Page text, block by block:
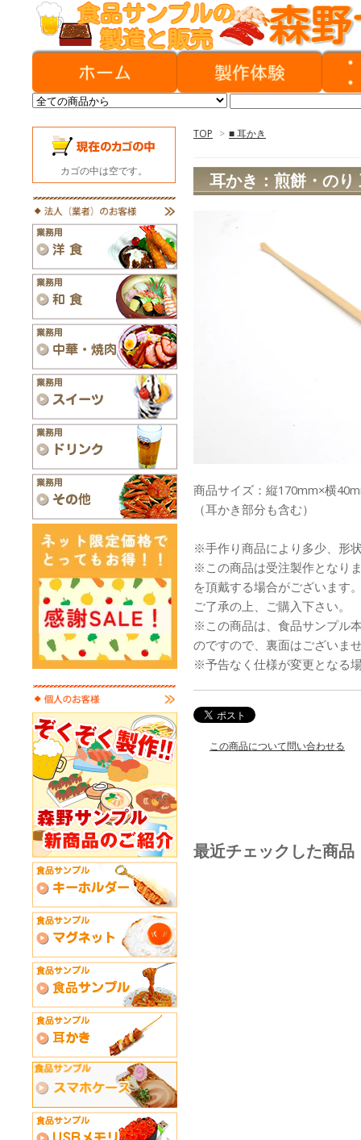
TOP > ■ 耳かき
耳かき：煎餅・のり
商品サイズ：縦170mm×横
（耳かき部分も含む）
※手作り商品により多少、形
※この商品は受注製作となり
を頂戴する場合がございます
ご了承の上、ご購入下さい。
※この商品は、食品サンプル
のですので、裏面はございま
※予告なく仕様が変更となる
この商品について問い合わせる
最近チェックした商品
カゴの中は空です。